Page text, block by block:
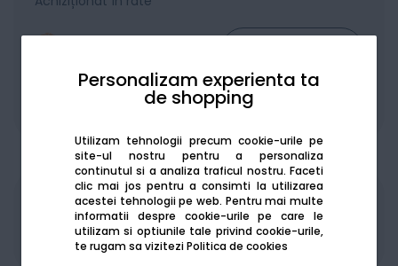
Personalizam experienta ta
de shopping
Utilizam tehnologii precum cookie-urile pe
site-ul nostru pentru a personaliza
continutul si a analiza traficul nostru. Faceti
clic mai jos pentru a consimti la utilizarea
acestei tehnologii pe web. Pentru mai multe
informatii despre cookie-urile pe care le
utilizam si optiunile tale privind cookie-urile,
te rugam sa viziteziPolitica de cookies
Lei / lună
Produsele sunt disponibile pe platforma de
achizitii publiceSEAP/SICAP